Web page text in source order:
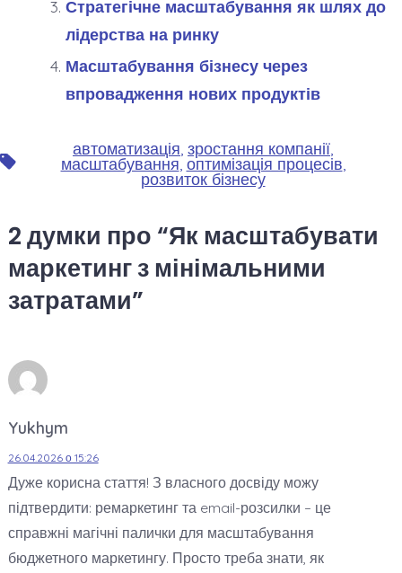
Стратегічне масштабування як шлях до
лідерства на ринку
Масштабування бізнесу через
впровадження нових продуктів
Позначки
автоматизація зростання компанії
масштабування оптимізація процесів
розвиток бізнесу
2 думки про “Як масштабувати
маркетинг з мінімальними
затратами”
Yukhym
26.04.2026 о 15:26
Дуже корисна стаття! З власного досвіду можу
підтвердити: ремаркетинг та email-розсилки – це
справжні магічні палички для масштабування
бюджетного маркетингу. Просто треба знати, як